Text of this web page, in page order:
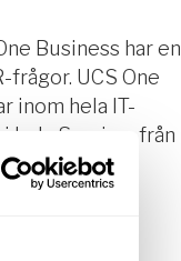
Business har en
UCS One
inom hela IT-
hela Sverige, från